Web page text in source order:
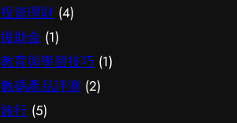
考，讓你在選擇時更有信心。
間了解它的本質與背景，是值得的
投資。 總結 總括而言，了解腳腫
解決的關鍵在於掌握足夠資訊、認
清自己的需要，並在有需要時尋求
專業意見。希望這篇分享能為你提
供有用的參考，助你作出安心又合
試管嬰兒是甚麼 要真正掌握試管
嬰兒，第一步是建立正確的基礎認
知。很多誤解往往源於資訊不足或
一知半解，因此花點時間了解它的
本質與背景，是值得的投資。 總
結 總括而言，了解試管嬰兒的關
投資理財 (4)
援助金 (1)
教育與學習技巧 (1)
數碼產品評測 (2)
旅行 (5)